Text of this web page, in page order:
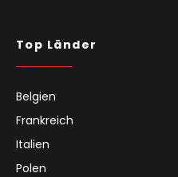
Top Länder
Belgien
Frankreich
Italien
Polen